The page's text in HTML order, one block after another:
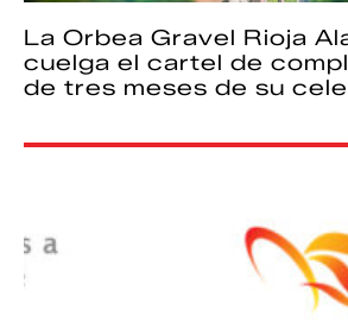
La Orbea Gravel Rioja
cuelga el cartel de
de tres meses de su